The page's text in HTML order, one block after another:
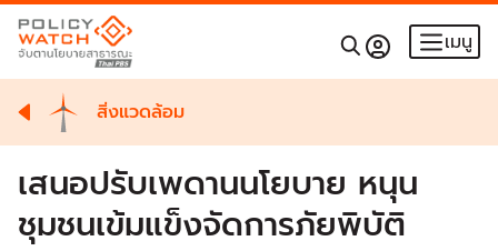
เมนู
สิ่งแวดล้อม
เสนอปรับเพดานนโยบาย หนุน
ชุมชนเข้มแข็งจัดการภัยพิบัติ